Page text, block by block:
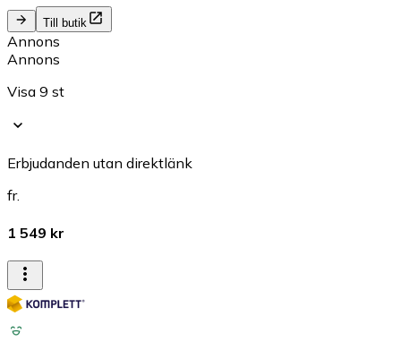
Till butik
Annons
Annons
Visa 9 st
Erbjudanden utan direktlänk
fr.
1 549 kr